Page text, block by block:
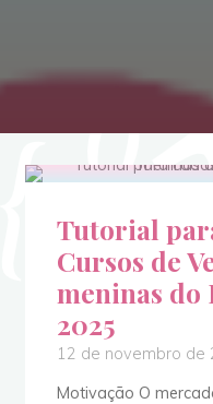
Tutorial
Cursos de
meninas do
2025
12 de novembro de
Motivação O